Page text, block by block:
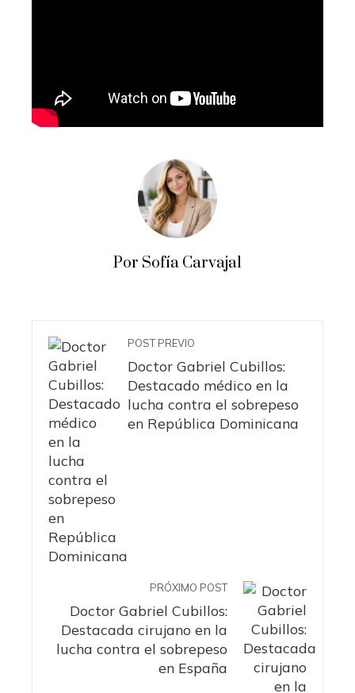
Por Sofía Carvajal
POST PREVIO
Doctor Gabriel Cubillos:
Destacado médico en la
lucha contra el sobrepeso
en República Dominicana
PRÓXIMO POST
Doctor Gabriel Cubillos:
Destacada cirujano en la
lucha contra el sobrepeso
en España